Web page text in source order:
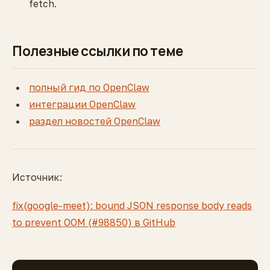
fetch.
Полезные ссылки по теме
полный гид по OpenClaw
интеграции OpenClaw
раздел новостей OpenClaw
Источник:
fix(google-meet): bound JSON response body reads
to prevent OOM (#98850) в GitHub